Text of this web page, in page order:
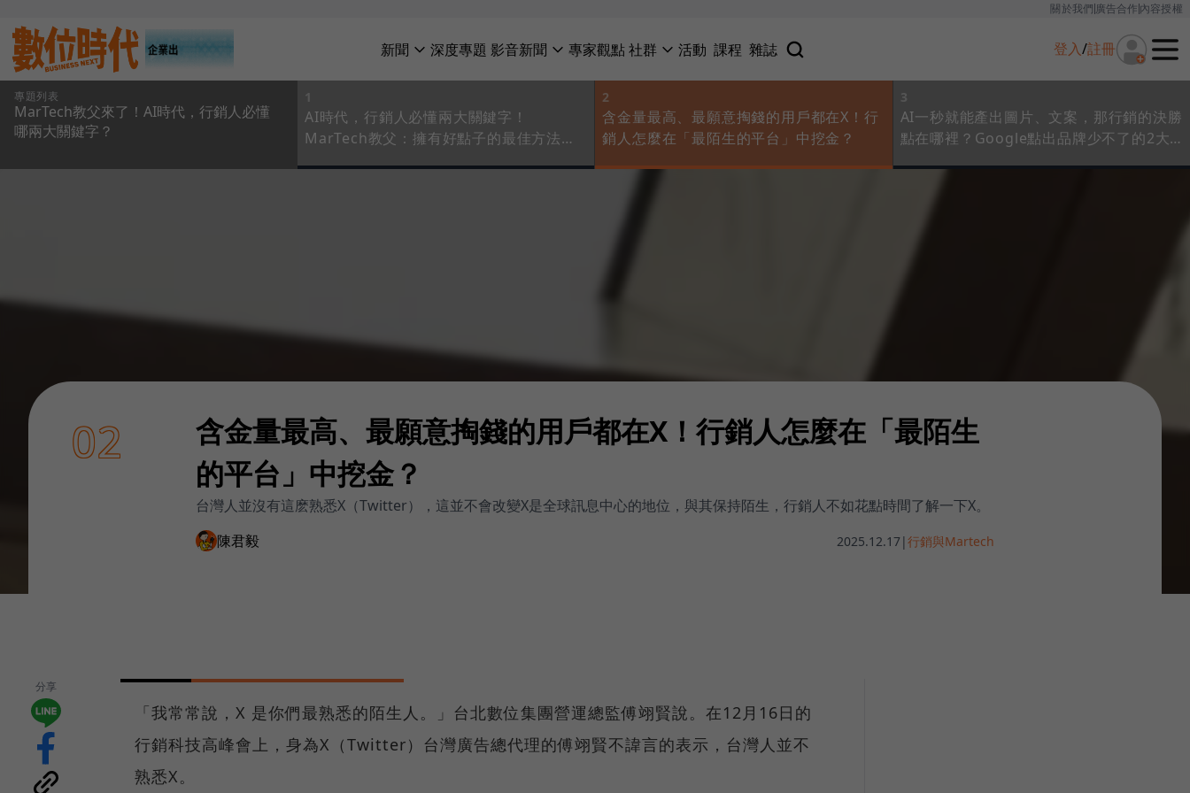
關於我們廣告合作內容授權
新聞 深度專題 影音新聞 專家觀點社群 活動 課程 雜誌 登入/註冊
專題列表
MarTech教父來了！AI時代，行銷人必懂
哪兩大關鍵字？
1
AI時代，行銷人必懂兩大關鍵字！
MarTech教父：擁有好點子的最佳方法，
2
含金量最高、最願意掏錢的用戶都在X！行
銷人怎麼在「最陌生的平台」中挖金？
3
AI一秒就能產出圖片、文案，那行銷的決勝
點在哪裡？Google點出品牌少不了的2大
02
含金量最高、最願意掏錢的用戶都在X！行銷人怎麼在「最陌生
的平台」中挖金？
台灣人並沒有這麽熟悉X（Twitter），這並不會改變X是全球訊息中心的地位，與其保持陌生，行銷人不如花點時間了解一下X。
陳君毅
2025.12.17|行銷與Martech
分享
「我常常說，X 是你們最熟悉的陌生人。」台北數位集團營運總監傅翊賢說。在12月16日的
行銷科技高峰會上，身為X（Twitter）台灣廣告總代理的傅翊賢不諱言的表示，台灣人並不
熟悉X。